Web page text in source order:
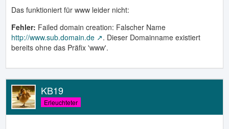
Das funktioniert für www leider nicht:
Fehler: Failed domain creation: Falscher Name
http://www.sub.domain.de
. Dieser Domainname existiert
bereits ohne das Präfix 'www'.
KB19
Erleuchteter